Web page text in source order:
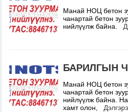
Манай НОЦ бетон
чанартай бетон
нийлүүлж байна.
БАРИЛГЫН
Манай НОЦ бетон
чанартай бетон
нийлүүлж байна.
хамт олон,